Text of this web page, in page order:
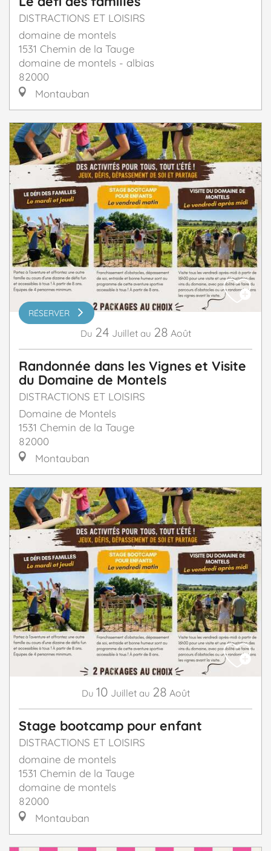
DISTRACTIONS ET LOISIRS
domaine de montels
1531 Chemin de la Tauge
domaine de montels - albias
82000
Montauban
RÉSERVER
Du 24 Juillet au 28 Août
Randonnée dans les Vignes et Visite
du Domaine de Montels
DISTRACTIONS ET LOISIRS
Domaine de Montels
1531 Chemin de la Tauge
82000
Montauban
Du 10 Juillet au 28 Août
Stage bootcamp pour enfant
DISTRACTIONS ET LOISIRS
domaine de montels
1531 Chemin de la Tauge
domaine de montels
82000
Montauban